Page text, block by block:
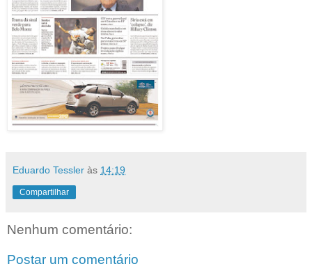
Eduardo Tessler às 14:19
Compartilhar
Nenhum comentário:
Postar um comentário